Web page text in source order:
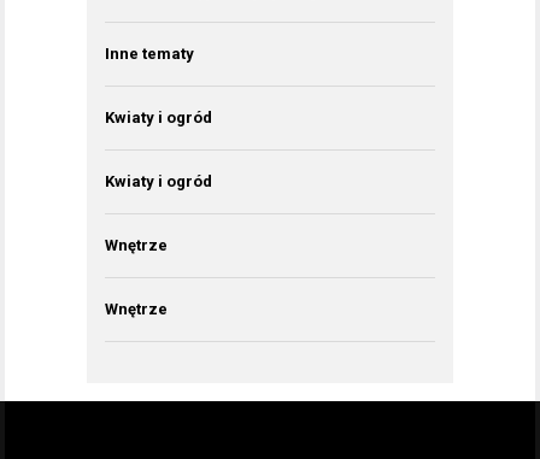
Inne tematy
Kwiaty i ogród
Kwiaty i ogród
Wnętrze
Wnętrze